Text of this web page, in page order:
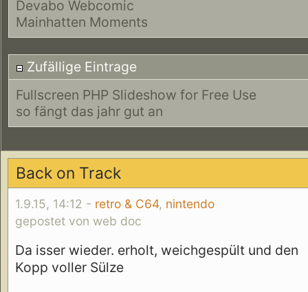
Devabo Webcomic
Mainhatten Moments
Zufällige Eintrage
Fullscreen PHP Slideshow for Free Use
so fängt das jahr gut an
Back on Track
1.9.15, 14:12 - retro & C64, nintendo
gepostet von web doc
Da isser wieder. erholt, weichgespült und den
Kopp voller Sülze